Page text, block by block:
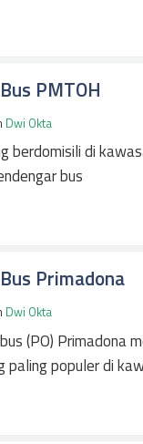
PMTOH
Dwi Okta
berdomisili di
bus
Primadona
Dwi Okta
(PO) Primadona
paling populer di